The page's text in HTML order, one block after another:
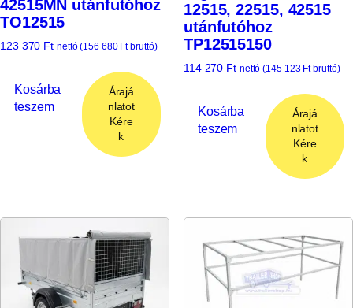
42515MN utánfutóhoz
TO12515
123 370 Ft nettó (156 680 Ftbruttó)
Kosárba
teszem
Árajá
nlatot
Kére
k
12515, 22515, 42515
utánfutóhoz
TP12515150
114 270 Ft nettó (145 123 Ftbruttó)
Kosárba
teszem
Árajá
nlatot
Kére
k